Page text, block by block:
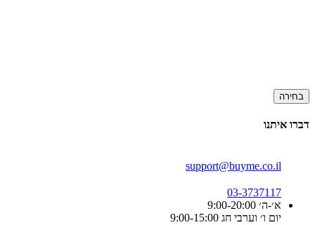
בחירה
דברו איתנו
support@buyme.co.il
03-3737117
א׳-ה׳ 9:00-20:00
יום ו׳ וערבי חג 9:00-15:00